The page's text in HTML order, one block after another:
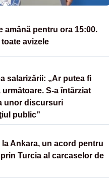
amână pentru ora 15:00.
avizele
salarizării: „Ar putea fi
S-a întârziat
unor discursuri
public”
Ankara, un acord pentru
Turcia al carcaselor de